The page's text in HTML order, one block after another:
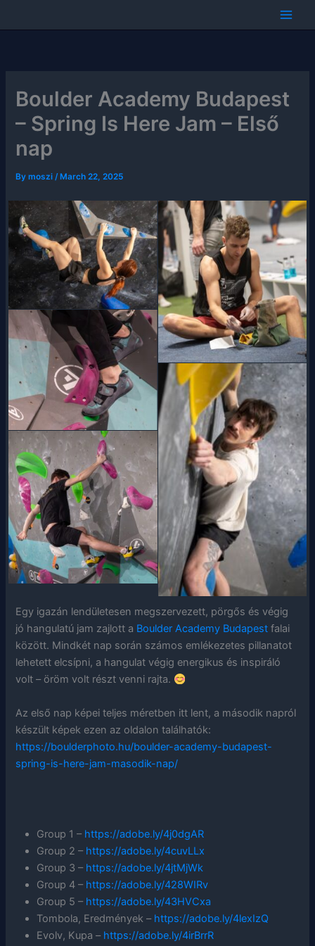
Boulder Academy Budapest
– Spring Is Here Jam – Első
nap
Bymoszi/ March 22, 2025
Egy igazán lendületesen megszervezett, pörgős és végig
jó hangulatú jam zajlott a Boulder Academy Budapest falai
között. Mindkét nap során számos emlékezetes pillanatot
lehetett elcsípni, a hangulat végig energikus és inspiráló
volt – öröm volt részt venni rajta.
Az első nap képei teljes méretben itt lent, a második napról
készült képek ezen az oldalon találhatók:
https://boulderphoto.hu/boulder-academy-budapest-
spring-is-here-jam-masodik-nap/
Group 1 – https://adobe.ly/4j0dgAR
Group 2 – https://adobe.ly/4cuvLLx
Group 3 – https://adobe.ly/4jtMjWk
Group 4 – https://adobe.ly/428WIRv
Group 5 – https://adobe.ly/43HVCxa
Tombola, Eredmények – https://adobe.ly/4lexIzQ
Evolv, Kupa – https://adobe.ly/4irBrrR